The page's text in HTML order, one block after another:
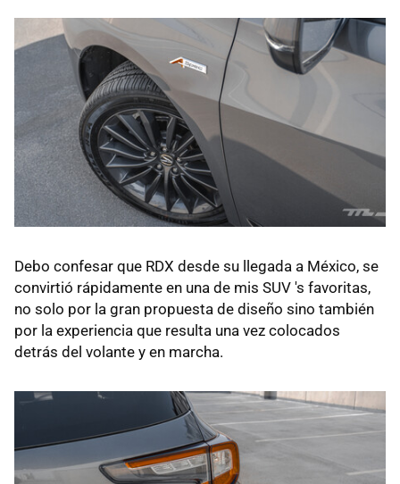
Debo confesar que RDX desde su llegada a México, se
convirtió rápidamente en una de mis SUV 's favoritas,
no solo por la gran propuesta de diseño sino también
por la experiencia que resulta una vez colocados
detrás del volante y en marcha.